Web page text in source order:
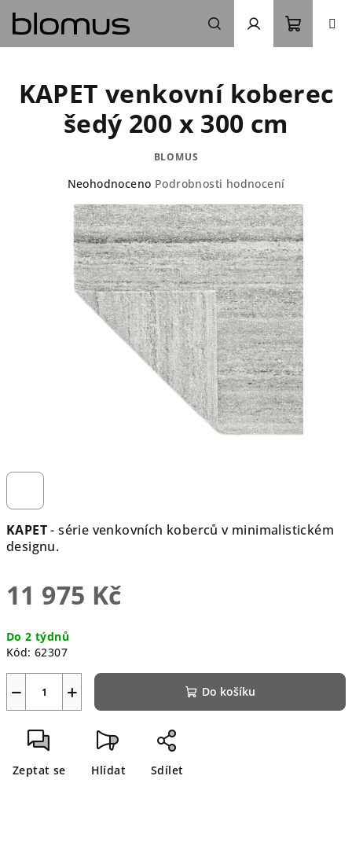
obsah
Hledat Přihlášení
košík
KAPET- série venkovních koberců v minimalistickém
designu.
11 975 Kč
cena:
Do 2 týdnů
Kód: 62307
+
− Do košíku
Zeptat se Hlídat Sdílet
KAPET venkovní koberec
šedý 200 x 300 cm
BLOMUS
Průměrné
produktu
je
0,0
hvězdiček.
Neohodnoceno Podrobnosti hodnocení